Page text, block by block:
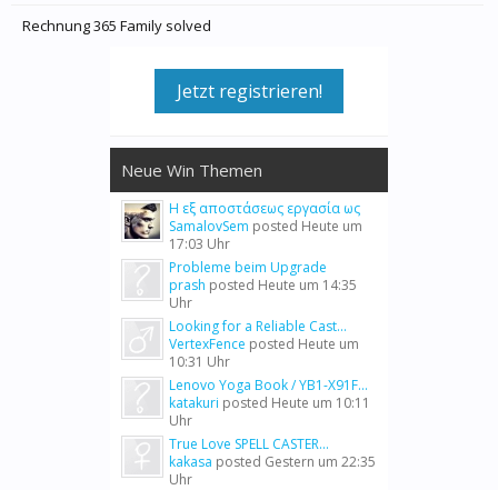
Rechnung 365 Family solved
Jetzt registrieren!
Neue Win Themen
Η εξ αποστάσεως εργασία ως
SamalovSem posted Heute um
17:03 Uhr
Probleme beim Upgrade
prash posted Heute um 14:35
Uhr
Looking for a Reliable Cast...
VertexFence posted Heute um
10:31 Uhr
Lenovo Yoga Book / YB1-X91F...
katakuri posted Heute um 10:11
Uhr
True Love SPELL CASTER...
kakasa posted Gestern um 22:35
Uhr